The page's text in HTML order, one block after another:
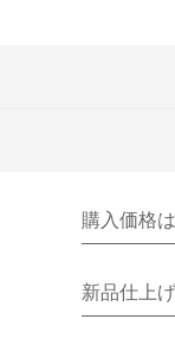
購入価格
新品仕上